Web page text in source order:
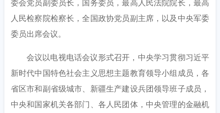
委会党员副委员长，国务委员，最高人民法院院长，最高
人民检察院检察长，全国政协党员副主席，以及中央军委
委员出席会议。
会议以电视电话会议形式召开，中央学习贯彻习近平
新时代中国特色社会主义思想主题教育领导小组成员，各
省区市和副省级城市、新疆生产建设兵团领导班子成员，
中央和国家机关各部门、各人民团体，中央管理的金融机